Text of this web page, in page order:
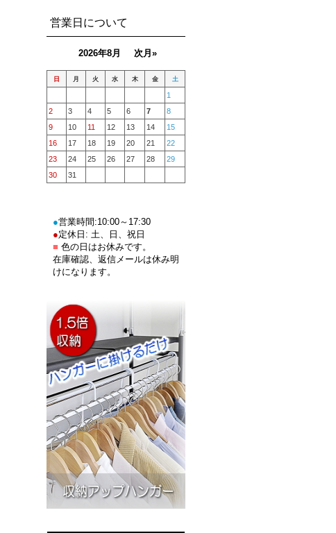
営業日について
2026年8月 次月»
日 月 火 水 木 金 土
1
2
3 4 5 6 7
8
9
10 11 12 13 14
15
16
17 18 19 20 21
22
23
24 25 26 27 28
29
30
31
●営業時間:10:00～17:30
●定休日: 土、日、祝日
■ 色の日はお休みです。
在庫確認、返信メールは休み明
けになります。